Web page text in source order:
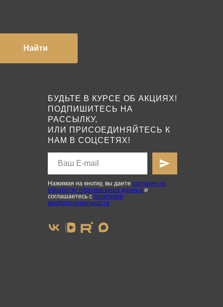
Найти
БУДЬТЕ В КУРСЕ ОБ АКЦИЯХ!
ПОДПИШИТЕСЬ НА
РАССЫЛКУ,
ИЛИ ПРИСОЕДИНЯЙТЕСЬ К
НАМ В СОЦСЕТЯХ!
Нажимая на кнопку, вы даете согласие на
обработку персональных данных и
соглашаетесь с политикой
конфиденциальности